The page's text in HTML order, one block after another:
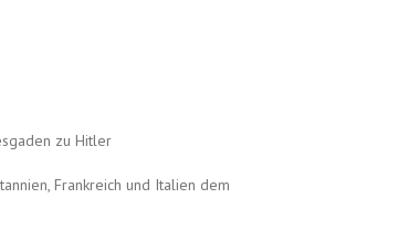
zu Hitler
Frankreich und Italien dem